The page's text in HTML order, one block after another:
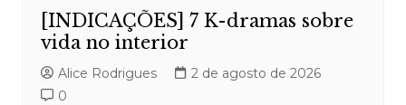
[INDICAÇÕES] 7 K-dramas sobre
vida no interior
Alice Rodrigues
2 de agosto de 2026
0